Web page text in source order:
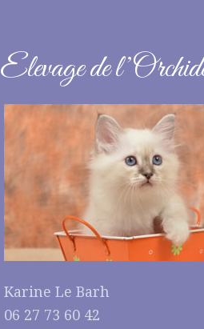
Elevage de
Karine Le Barh
06 27 73 60 42